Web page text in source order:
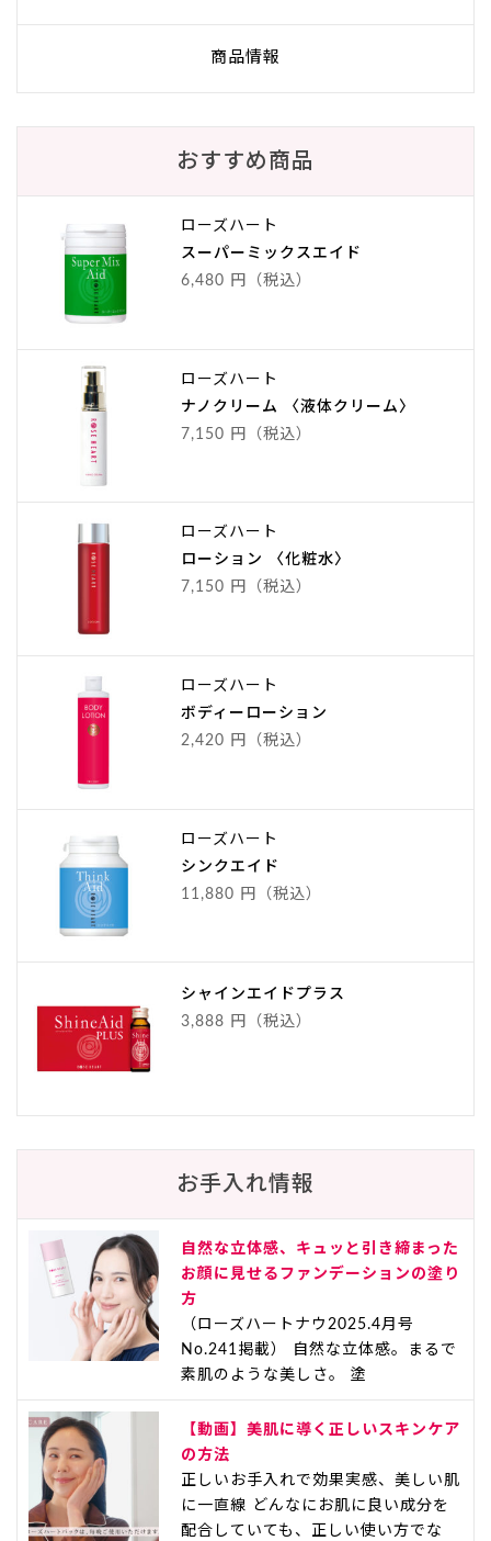
商品情報
おすすめ商品
ローズハート
スーパーミックスエイド
6,480 円（税込）
ローズハート
ナノクリーム 〈液体クリーム〉
7,150 円（税込）
ローズハート
ローション 〈化粧水〉
7,150 円（税込）
ローズハート
ボディーローション
2,420 円（税込）
ローズハート
シンクエイド
11,880 円（税込）
シャインエイドプラス
3,888 円（税込）
お手入れ情報
自然な立体感、キュッと引き締まった
お顔に見せるファンデーションの塗り
方
（ローズハートナウ2025.4月号
No.241掲載） 自然な立体感。まるで
素肌のような美しさ。 塗
【動画】美肌に導く正しいスキンケア
の方法
正しいお手入れで効果実感、美しい肌
に一直線 どんなにお肌に良い成分を
配合していても、正しい使い方でな